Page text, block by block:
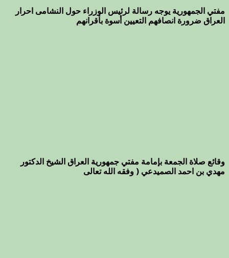
مفتي الجمهورية يوجه رسالة لرئيس الوزراء حول النشامى احرار
العراق ضرورة انصافهم التعيين أسوة بأقرانهم
وقائع صلاة الجمعة بإمامة مفتي جمهورية العراق الشيخ الدكتور
مهدي بن احمد الصميدعي ( وفقه الله تعالى